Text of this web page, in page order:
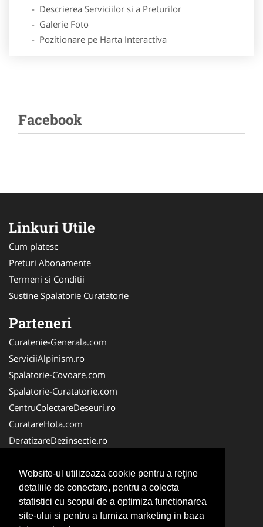
Website-ul utilizeaza cookie pentru a reţine
detaliile de conectare, pentru a colecta
statistici cu scopul de a optimiza functionarea
site-ului si pentru a furniza marketing in baza
- Descrierea Serviciilor si a Preturilor
- Galerie Foto
- Pozitionare pe Harta Interactiva
Facebook
Linkuri Utile
Cum platesc
Preturi Abonamente
Termeni si Conditii
Sustine Spalatorie Curatatorie
Parteneri
Curatenie-Generala.com
ServiciiAlpinism.ro
Spalatorie-Covoare.com
Spalatorie-Curatatorie.com
CentruColectareDeseuri.ro
CuratareHota.com
DeratizareDezinsectie.ro
ColectareDeseuriMedicale.com
FirmaDeratizare.ro
Service-Reparatii.com
Servicii-DDD.com